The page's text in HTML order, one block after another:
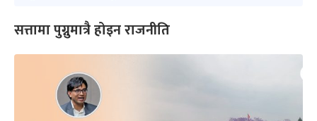
सत्तामा पुग्नुमात्रै होइन राजनीति